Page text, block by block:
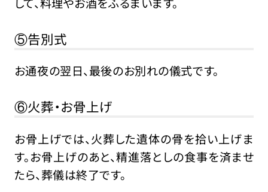
⑤告別式
お通夜の翌日、最後のお別れの儀式です。
⑥火葬・お骨上げ
お骨上げでは、火葬した遺体の骨を拾い上げま
す。お骨上げのあと、精進落としの食事を済ませ
たら、葬儀は終了です。